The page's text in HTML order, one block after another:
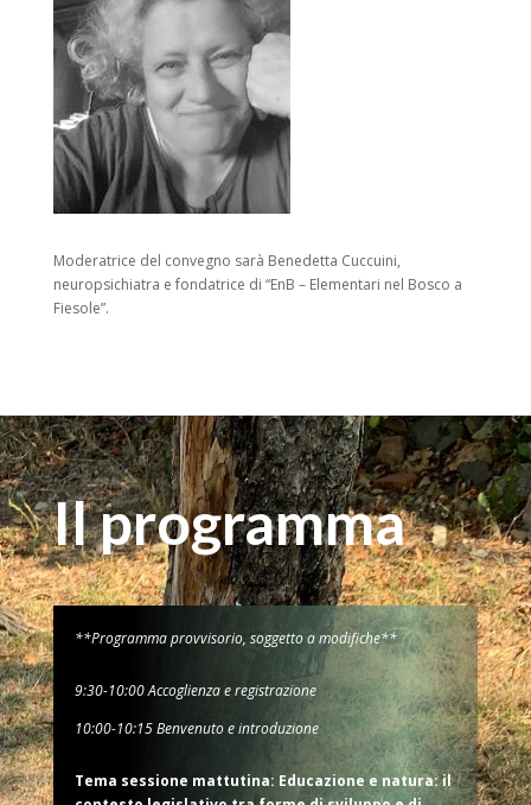
Moderatrice del convegno sarà Benedetta Cuccuini,
neuropsichiatra e fondatrice di “EnB – Elementari nel Bosco a
Fiesole”.
Il programma
**Programma provvisorio, soggetto a modifiche**
9:30-10:00 Accoglienza e registrazione
10:00-10:15 Benvenuto e introduzione
Tema sessione mattutina: Educazione e natura: il